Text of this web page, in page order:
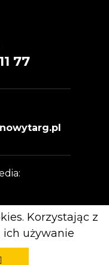
Korzystając z
ich używanie
77
Podokręg Piłki